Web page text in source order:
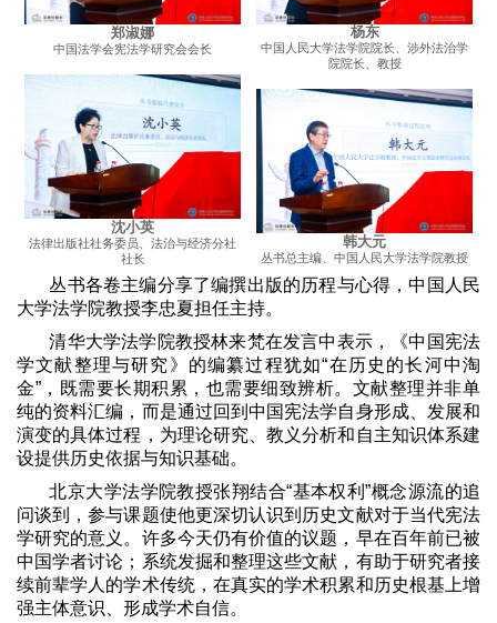
郑淑娜
中国法学会宪法学研究会会长
沈小英
法律出版社社务委员、法治与经济分社
社长
杨东
中国人民大学法学院院长、涉外法治学
院院长、教授
韩大元
丛书总主编、中国人民大学法学院教授
丛书各卷主编分享了编撰出版的历程与心得，中国人民
大学法学院教授李忠夏担任主持。
清华大学法学院教授林来梵在发言中表示，《中国宪法
学文献整理与研究》的编纂过程犹如“在历史的长河中淘
金”，既需要长期积累，也需要细致辨析。文献整理并非单
纯的资料汇编，而是通过回到中国宪法学自身形成、发展和
演变的具体过程，为理论研究、教义分析和自主知识体系建
设提供历史依据与知识基础。
北京大学法学院教授张翔结合“基本权利”概念源流的追
问谈到，参与课题使他更深切认识到历史文献对于当代宪法
学研究的意义。许多今天仍有价值的议题，早在百年前已被
中国学者讨论；系统发掘和整理这些文献，有助于研究者接
续前辈学人的学术传统，在真实的学术积累和历史根基上增
强主体意识、形成学术自信。